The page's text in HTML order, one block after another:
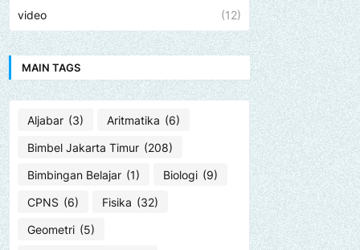
video (12)
MAIN TAGS
Aljabar (3) Aritmatika (6)
Bimbel Jakarta Timur (208)
Bimbingan Belajar (1) Biologi (9)
CPNS (6) Fisika (32)
Geometri (5)